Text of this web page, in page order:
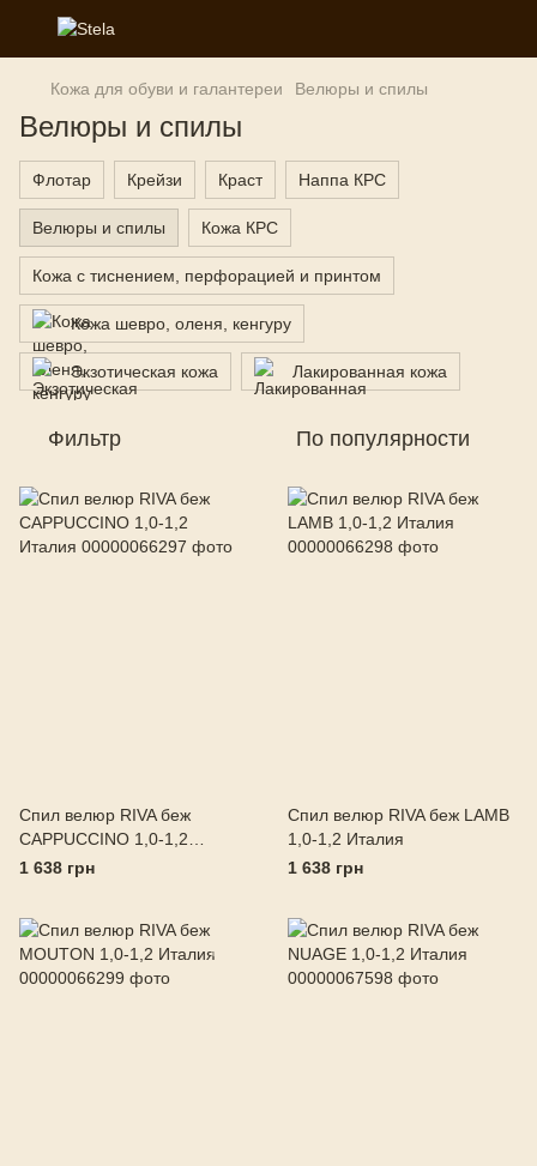
Кожа для обуви и галантереи Велюры и спилы
Велюры и спилы
Флотар Крейзи Краст Наппа КРС
Велюры и спилы Кожа КРС
Кожа с тиснением, перфорацией и принтом
Кожа шевро, оленя, кенгуру
Экзотическая кожа Лакированная кожа
Фильтр По популярности
Спил велюр RIVA беж
CAPPUCCINO 1,0-1,2
Италия
1 638 грн
Спил велюр RIVA беж LAMB
1,0-1,2 Италия
1 638 грн